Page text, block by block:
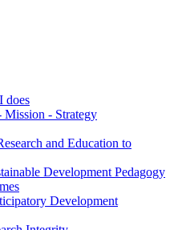
does
- Strategy
and Education to
Development Pedagogy
Development